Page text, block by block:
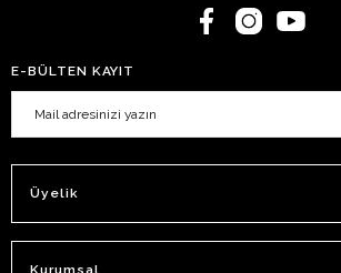
E-BÜLTEN KAYIT
Üyelik
Kurumsal